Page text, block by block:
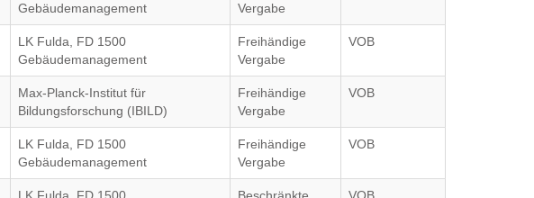
Gebäudemanagement
Vergabe
LK Fulda, FD 1500
Gebäudemanagement
Freihändige
Vergabe
VOB
Max-Planck-Institut für
Bildungsforschung (IBILD)
Freihändige
Vergabe
VOB
LK Fulda, FD 1500
Gebäudemanagement
Freihändige
Vergabe
VOB